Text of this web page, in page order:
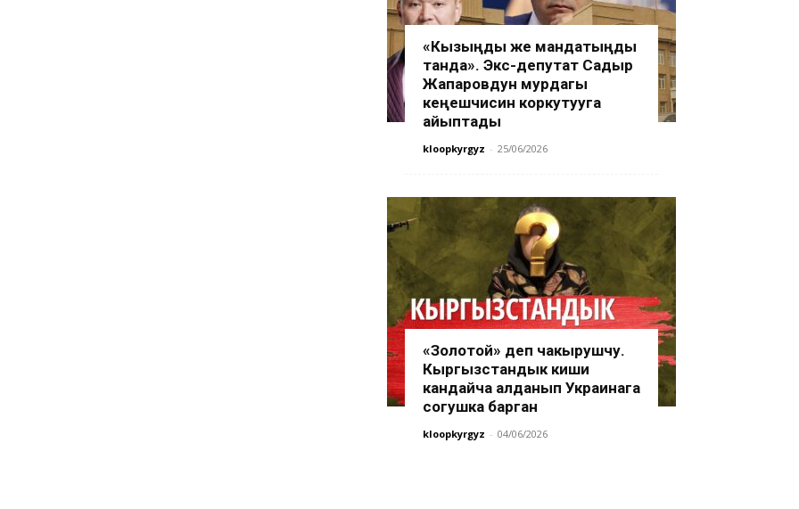
«Кызыңды же мандатыңды
танда». Экс-депутат Садыр
Жапаровдун мурдагы
кеңешчисин коркутууга
айыптады
kloopkyrgyz - 25/06/2026
«Золотой» деп чакырушчу.
Кыргызстандык киши
кандайча алданып Украинага
согушка барган
kloopkyrgyz - 04/06/2026